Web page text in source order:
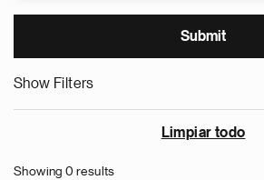
Show Filters
Limpiar todo
Showing 0 results